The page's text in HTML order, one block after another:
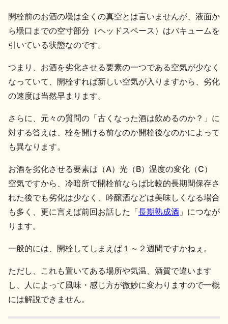
開栓前のお酒の壜は全くの真空とは言いませんが、液面か
ら壜口までの空寸部分（ヘッドスペース）はバキュームを
引いている状態なのです。
つまり、お酒を劣化させる要素の一つである空気が少なく
なっていて、開栓すれば新しい空気が入りますから、劣化
の速度は当然早まります。
さらに、元々の質問の「古くなった酒は飲めるのか？」に
対する答えは、栓を開ける前なのか開栓後なのかによって
も異なります。
お酒を劣化させる要素は（A）光（B）温度の変化（C）
空気ですから、冷暗所で開栓前ならば比較的長期間保存さ
れた後でも劣化は少なく、吟醸酒などは美味しくなる場合
も多く、更に言えば前回お話した「長期熟成酒 」につなが
ります。
一般的には、開栓してしまえば１～２週間ですかねぇ。
ただし、これも置いてある場所や気温、酒質で違います
し、人によって風味・感じ方が微妙に変わりますので一概
には解説できません。